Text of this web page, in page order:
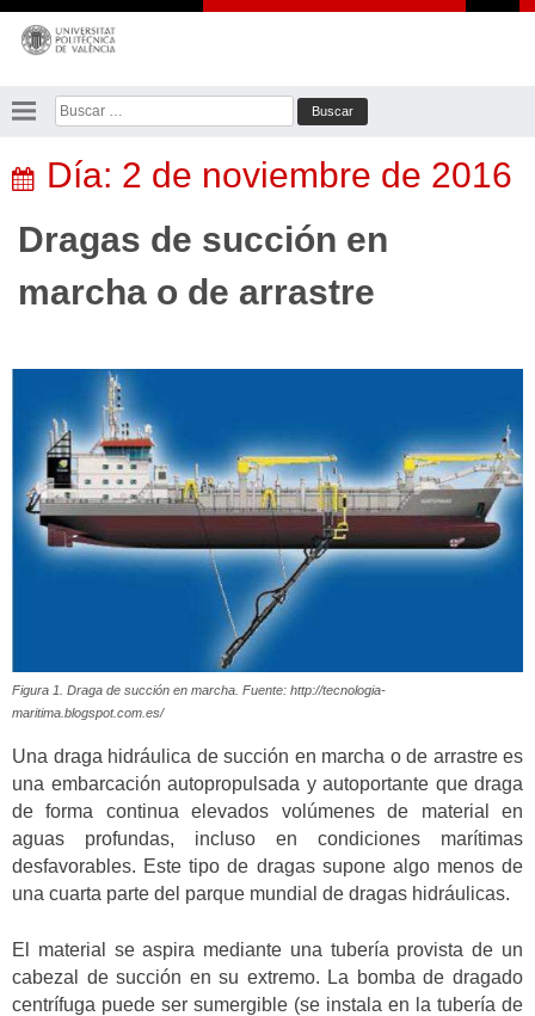
Saltar
contenido
Buscar:
Día: 2 de noviembre de 2016
Dragas de succión en
marcha o de arrastre
Figura 1. Draga de succión en marcha. Fuente: http://tecnologia-
maritima.blogspot.com.es/
Una draga hidráulica de succión en marcha o de arrastre es
una embarcación autopropulsada y autoportante que draga
de forma continua elevados volúmenes de material en
aguas profundas, incluso en condiciones marítimas
desfavorables. Este tipo de dragas supone algo menos de
una cuarta parte del parque mundial de dragas hidráulicas.
El material se aspira mediante una tubería provista de un
cabezal de succión en su extremo. La bomba de dragado
centrífuga puede ser sumergible (se instala en la tubería de